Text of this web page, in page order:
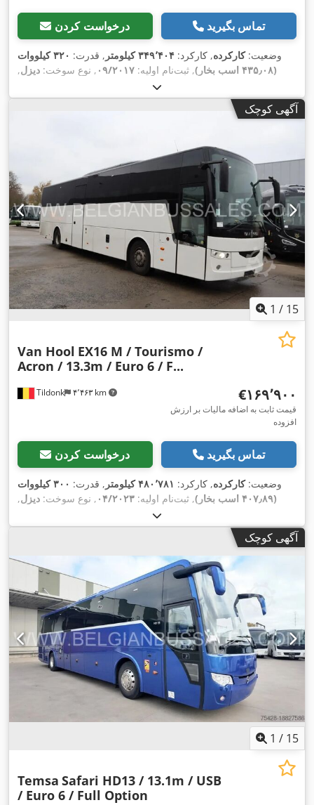
درخواست کردن تماس بگیرید
وضعیت:کارکرده, کارکرد: ۳۴۹٬۴۰۴ کیلومتر , قدرت:
۳۲۰ کیلووات
(۴۳۵٫۰۸ اسب بخار)
, ثبت‌نام اولیه: ۰۹/۲۰۱۷ , نوع سوخت: دیزل,
, نوع چرخ‌دنده:
رنگ:دیگر, ترمزها:رتاردر, سال ساخت:۲۰۱۷, تجهیزات:اِی‌بی‌اِس‎,
آگهی کوچک
1 / 15
Tildonk ۴٬۴۶۳ km
Van Hool EX16 M / Tourismo /
Acron / 13.3m / Euro 6 / F...
‎€۱۶۹٬۹۰۰
قیمت ثابت به اضافه مالیات بر ارزش
افزوده
درخواست کردن تماس بگیرید
وضعیت:کارکرده, کارکرد: ۴۸۰٬۷۸۱ کیلومتر , قدرت:
۳۰۰ کیلووات
(۴۰۷٫۸۹ اسب بخار)
, ثبت‌نام اولیه: ۰۴/۲۰۲۳ , نوع سوخت: دیزل,
, نوع چرخ‌دنده:خودکار
دیگر, ترمزها:رتاردر, سال ساخت:۲۰۲۳, تجهیزات:اتصال یدک‌کش,
کنترل
آگهی کوچک
1 / 15
Temsa Safari HD13 / 13.1m / USB
/ Euro 6 / Full Option